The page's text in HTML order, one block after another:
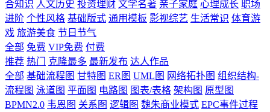
合知识 人文历史 投资理财 文学名著 亲子家庭 心理成长 职场
进阶 个性风格 基础版式 通用模板 影视综艺 生活常识 体育游
戏 旅游美食 节日节气
全部 免费 VIP免费 付费
推荐 热门 克隆最多 最新发布 达人作品
全部 基础流程图 甘特图 ER图 UML图 网络拓扑图 组织结构-
流程图 泳道图 平面图 电路图 图表/表格 架构图 原型图
BPMN2.0 韦恩图 关系图 逻辑图 魏朱商业模式 EPC事件过程